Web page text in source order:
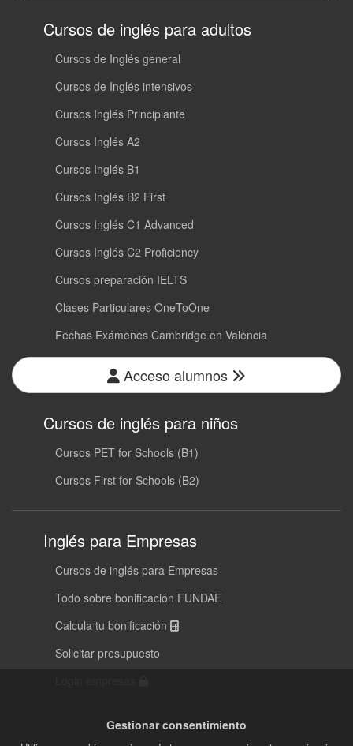
Cursos de inglés para adultos
Cursos de Inglés general
Cursos de Inglés intensivos
Cursos Inglés Principiante
Cursos Inglés A2
Cursos Inglés B1
Cursos Inglés B2 First
Cursos Inglés C1 Advanced
Cursos Inglés C2 Proficiency
Cursos preparación IELTS
Clases Particulares OneToOne
Fechas Exámenes Cambridge en Valencia
Acceso alumnos
Cursos de inglés para niños
Cursos PET for Schools (B1)
Cursos First for Schools (B2)
Inglés para Empresas
Cursos de inglés para Empresas
Todo sobre bonificación FUNDAE
Calcula tu bonificación
Solicitar presupuesto
Gestionar consentimiento